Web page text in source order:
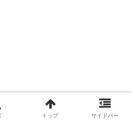
トップ サイドバー